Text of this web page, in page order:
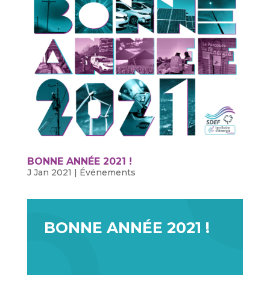
BONNE ANNÉE 2021 !
J Jan 2021 | Événements
BONNE ANNÉE 2021 !